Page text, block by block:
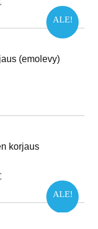
ALE!
(emolevy)
korjaus
ALE!